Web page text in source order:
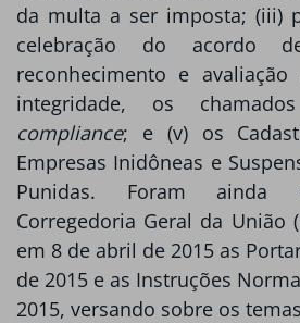
da multa a ser imposta; (iii)
celebração do acordo
reconhecimento e
integridade, os
compliance; e (v) os
Empresas Inidôneas e
Punidas. Foram ainda
Corregedoria Geral da União
em 8 de abril de 2015 as
de 2015 e as Instruções
2015, versando sobre os